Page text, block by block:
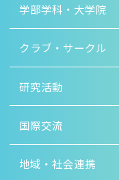
学部学科・大学院
クラブ・サークル
研究活動
国際交流
地域・社会連携